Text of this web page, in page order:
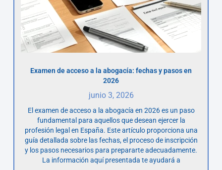
Examen de acceso a la abogacía: fechas y pasos en
2026
junio 3, 2026
El examen de acceso a la abogacía en 2026 es un paso
fundamental para aquellos que desean ejercer la
profesión legal en España. Este artículo proporciona una
guía detallada sobre las fechas, el proceso de inscripción
y los pasos necesarios para prepararte adecuadamente.
La información aquí presentada te ayudará a